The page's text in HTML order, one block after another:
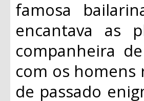
famosa
encantava as
companheira
com os homens
de passado